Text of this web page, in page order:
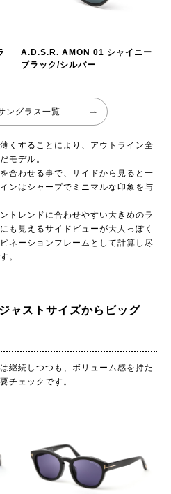
A.D.S.R. AMON 01 シャイニー
ブラック/シルバー
ングラス一覧
くすることにより、アウトライン全
モデル。
合わせる事で、サイドから見ると一
ンはシャープでミニマルな印象を与
トレンドに合わせやすい大きめのラ
も見えるサイドビューが大人っぽく
ネーションフレームとして計算し尽
。
ャストサイズからビッグ
継続しつつも、ボリューム感を持た
チェックです。